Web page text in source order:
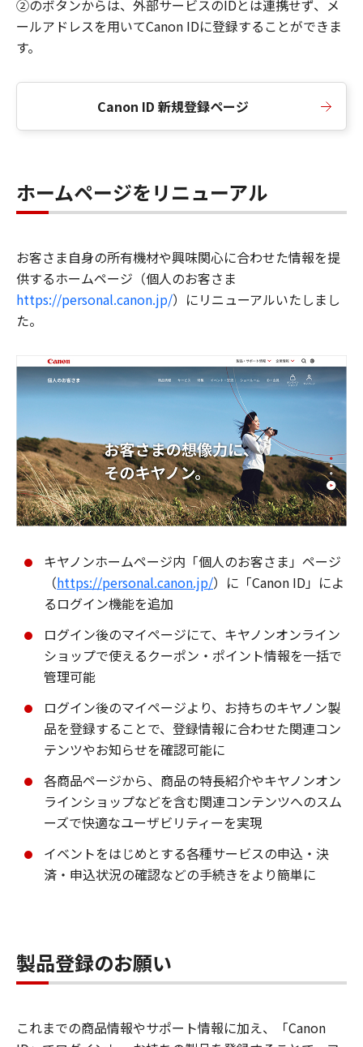
②のボタンからは、外部サービスのIDとは連携せず、メ
ールアドレスを用いてCanon IDに登録することができま
す。
Canon ID 新規登録ページ
ホームページをリニューアル
お客さま自身の所有機材や興味関心に合わせた情報を提
供するホームページ（個人のお客さま
https://personal.canon.jp/）にリニューアルいたしまし
た。
キヤノンホームページ内「個人のお客さま」ページ
（https://personal.canon.jp/）に「Canon ID」によ
るログイン機能を追加
ログイン後のマイページにて、キヤノンオンライン
ショップで使えるクーポン・ポイント情報を一括で
管理可能
ログイン後のマイページより、お持ちのキヤノン製
品を登録することで、登録情報に合わせた関連コン
テンツやお知らせを確認可能に
各商品ページから、商品の特長紹介やキヤノンオン
ラインショップなどを含む関連コンテンツへのスム
ーズで快適なユーザビリティーを実現
イベントをはじめとする各種サービスの申込・決
済・申込状況の確認などの手続きをより簡単に
製品登録のお願い
これまでの商品情報やサポート情報に加え、「Canon